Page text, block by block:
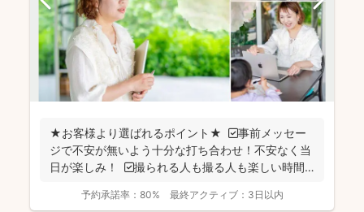
★お客様より選ばれるポイント★ ☑事前メッセー
ジで不安が無いよう十分な打ち合わせ！不安なく当
日が楽しみ！ ☑撮られる人も撮る人も楽しい時間
予約承諾率： 80% 最終アクティブ： 3日以内